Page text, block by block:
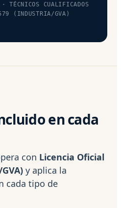
TÉCNICOS CUALIFICADOS
(INDUSTRIA/GVA)
en cada
con Licencia Oficial
y aplica la
cada tipo de